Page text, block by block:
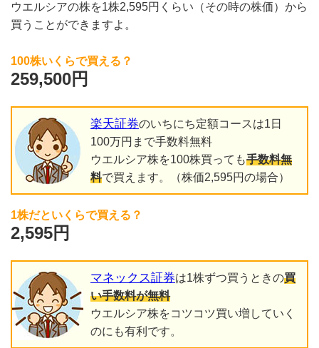
ウエルシアの株を1株2,595円くらい（その時の株価）から
買うことができますよ。
100株いくらで買える？
259,500円
楽天証券のいちにち定額コースは1日
100万円まで手数料無料
ウエルシア株を100株買っても手数料無
料で買えます。（株価2,595円の場合）
1株だといくらで買える？
2,595円
マネックス証券は1株ずつ買うときの買
い手数料が無料
ウエルシア株をコツコツ買い増していく
のにも有利です。